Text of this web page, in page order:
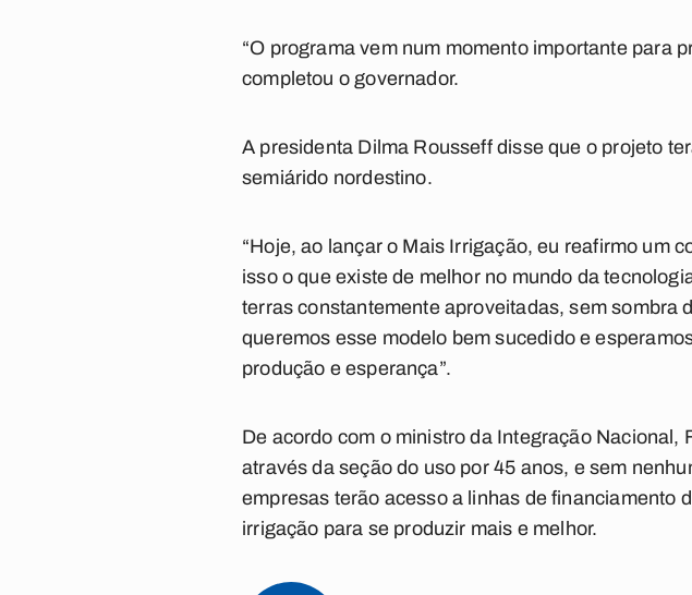
“O programa vem num momento importante para
completou o governador.
A presidenta Dilma Rousseff disse que o projeto
semiárido nordestino.
“Hoje, ao lançar o Mais Irrigação, eu reafirmo um
isso o que existe de melhor no mundo da
terras constantemente aproveitadas, sem sombra
queremos esse modelo bem sucedido e
produção e esperança”.
De acordo com o ministro da Integração
através da seção do uso por 45 anos, e sem
empresas terão acesso a linhas de financiamento
irrigação para se produzir mais e melhor.